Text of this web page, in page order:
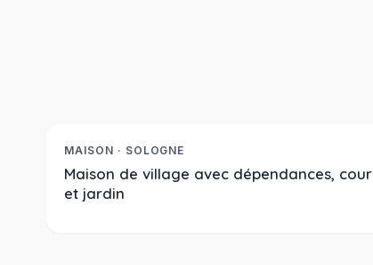
À LA VENTE
MAISON · SOLOGNE
Maison de village avec dépendances, cour
et jardin